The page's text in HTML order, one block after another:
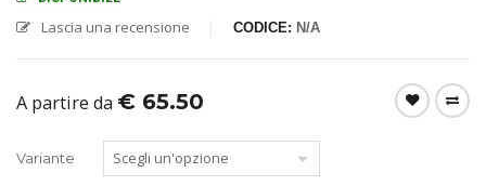
Lascia una recensione CODICE: N/A
A partire da € 65.50
Variante